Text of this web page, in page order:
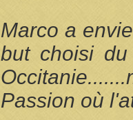
Marco a
but choisi
Passion où